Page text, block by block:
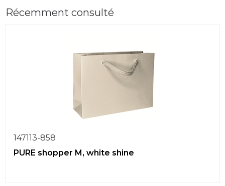
Récemment consulté
147113-858
PURE shopper M, white shine